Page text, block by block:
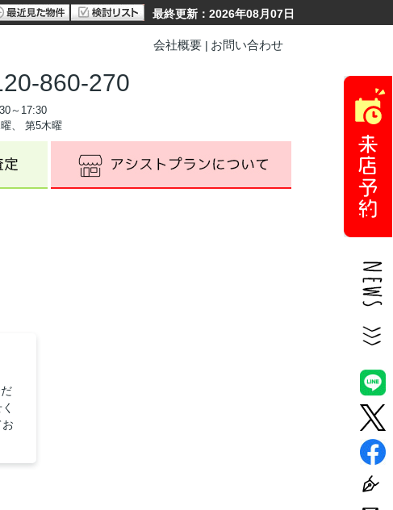
最終更新：2026年08月07日
会社概要 お問い合わせ
860-270
～17:30
、 第5木曜